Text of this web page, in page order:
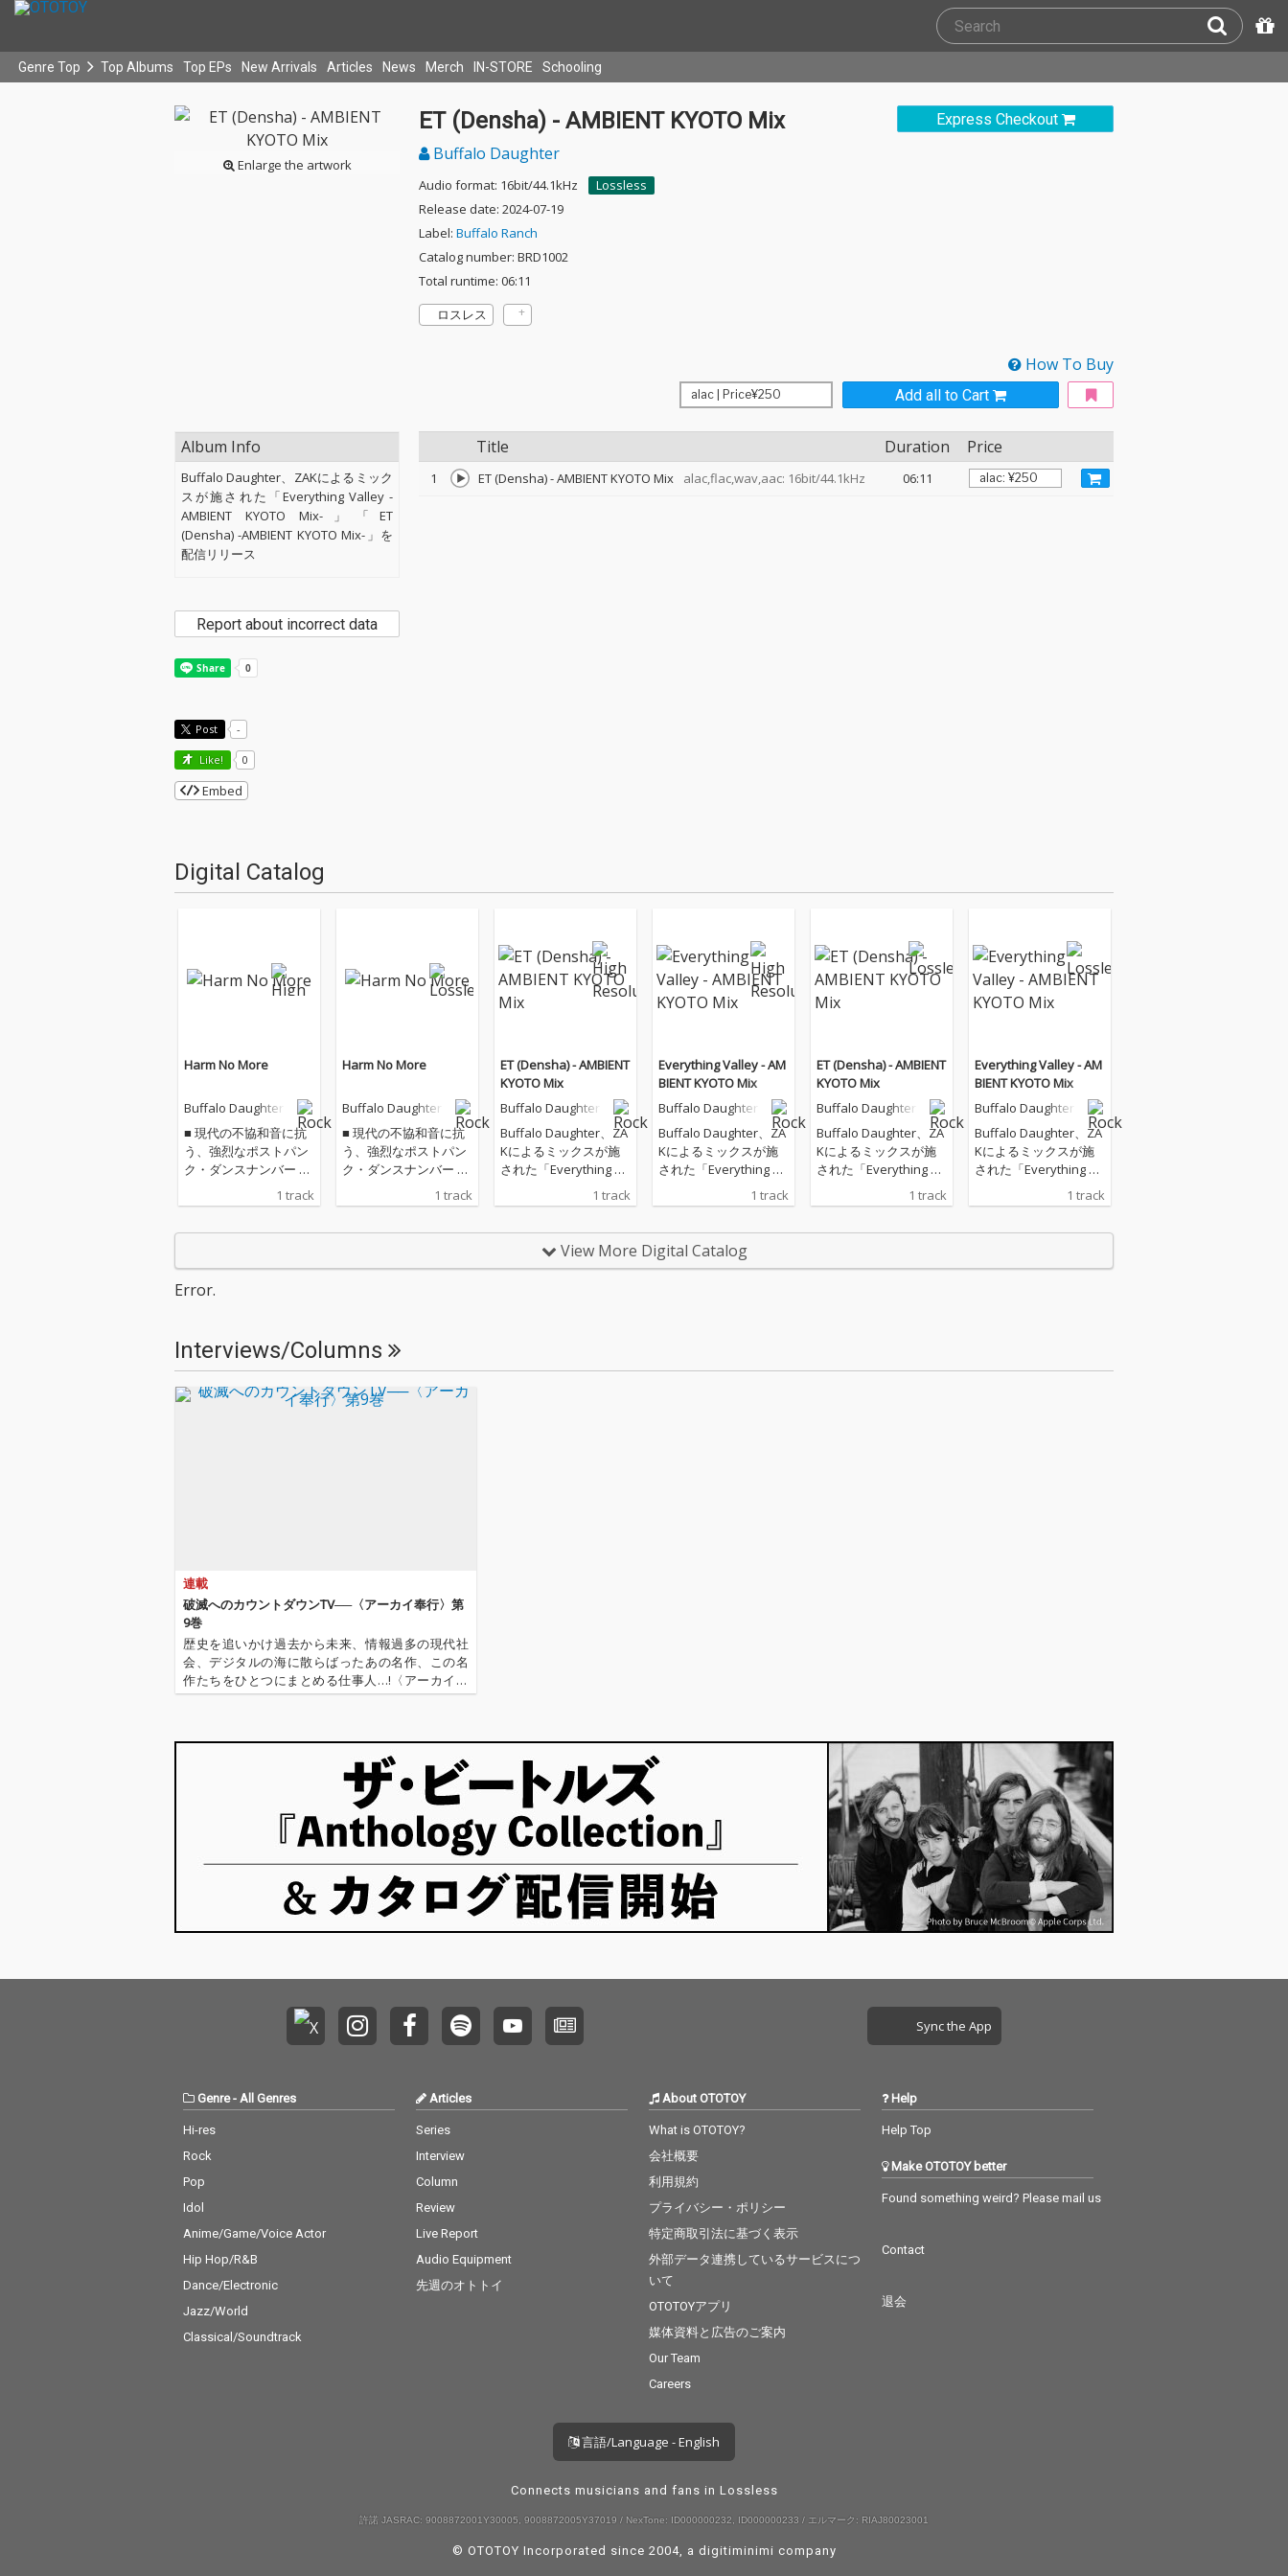
Genre Top Top Albums Top EPs New Arrivals Articles News Merch IN-STORE Schooling
Enlarge the artwork
Express Checkout
ET (Densha) - AMBIENT KYOTO Mix
Buffalo Daughter
Audio format: 16bit/44.1kHz
Lossless
Release date: 2024-07-19
Label: Buffalo Ranch
Catalog number: BRD1002
Total runtime: 06:11
ロスレス
How To Buy
Add all to Cart
Title Duration Price
1 ET (Densha) - AMBIENT KYOTO Mix alac,flac,wav,aac: 16bit/44.1kHz 06:11
Album Info
Buffalo Daughter、ZAKによるミック
スが施された「Everything Valley -
AMBIENT KYOTO Mix-」「ET
(Densha) -AMBIENT KYOTO Mix-」を
配信リリース
Report about incorrect data
Post -
Like! 0
Embed
Digital Catalog
Harm No More
Buffalo Daughter
■ 現代の不協和音に抗
う、強烈なポストパン
ク・ダンスナンバー 20
23年のシングル以来、
約3年ぶりの新曲とな
でにグルーヴィーなビ
ク・ダンス・トラック
です。 「Let the beat
play on—we don’t nee
d bombs（ビートを鳴
現しています。本楽曲
は、2026年後半に予定
されている待望のニュ
ーアルバムに向けた、
グローバル・ツァイト
ガイスト（時代精神）
の中心からのタイムリ
がらの恍惚と平和のこ
の場所で、海の向こう
で起こっている戦争と
虐殺を思い心が荒む今
夜。それでもビートは
鳴り続けています。
「ビートを鳴らせ、爆
1 track
Harm No More
Buffalo Daughter
■ 現代の不協和音に抗
う、強烈なポストパン
ク・ダンスナンバー 20
23年のシングル以来、
約3年ぶりの新曲とな
ク・ダンス・トラック
です。 「Let the beat
play on—we don’t nee
d bombs（ビートを鳴
は、2026年後半に予定
ーアルバムに向けた、
グローバル・ツァイト
ガイスト（時代精神）
の中心からのタイムリ
メント クラブフロアに
ポツンといる「私」、
大音量と倍音を聞きな
がらの恍惚と平和のこ
の場所で、海の向こう
で起こっている戦争と
虐殺を思い心が荒む今
夜。それでもビートは
鳴り続けています。
「ビートを鳴らせ、爆
1 track
ET (Densha) - AMBIENT
KYOTO Mix
Buffalo Daughter
Buffalo Daughter、ZA
Kによるミックスが施
された「Everything Va
Mix-」「ET (Densha) -
-」を配信リリース
1 track
Everything Valley - AM
BIENT KYOTO Mix
Buffalo Daughter
Buffalo Daughter、ZA
Kによるミックスが施
された「Everything Va
Mix-」「ET (Densha) -
-」を配信リリース
1 track
ET (Densha) - AMBIENT
KYOTO Mix
Buffalo Daughter
Buffalo Daughter、ZA
Kによるミックスが施
された「Everything Va
Mix-」「ET (Densha) -
1 track
Everything Valley - AM
BIENT KYOTO Mix
Buffalo Daughter
Buffalo Daughter、ZA
Kによるミックスが施
された「Everything Va
Mix-」「ET (Densha) -
1 track
View More Digital Catalog
Error.
Interviews/Columns
連載
破滅へのカウントダウンTV──〈アーカイ奉行〉第
9巻
歴史を追いかけ過去から未来、情報過多の現代社
会、デジタルの海に散らばったあの名作、この名
作たちをひとつにまとめる仕事人…!〈アーカイ奉
行〉が今日もデジタルの乱世を治める…!'''〈アーカ
Sync the App
Genre- All Genres
Hi-res
Rock
Pop
Idol
Anime/Game/Voice Actor
Hip Hop/R&B
Dance/Electronic
Jazz/World
Classical/Soundtrack
Articles
Series
Interview
Column
Review
Live Report
Audio Equipment
先週のオトトイ
About OTOTOY
What is OTOTOY?
会社概要
利用規約
プライバシー・ポリシー
特定商取引法に基づく表示
外部データ連携しているサービスにつ
いて
OTOTOYアプリ
媒体資料と広告のご案内
Our Team
Careers
Help
Help Top
Make OTOTOY better
Found something weird? Please mail us
Contact
退会
言語/Language - English
Connects musicians and fans in Lossless
許諾 JASRAC: 9008872001Y30005, 9008872005Y37019 / NexTone: ID000000232, ID000000233 / エルマーク: RIAJ80023001
© OTOTOY Incorporated since 2004, a digitiminimi company